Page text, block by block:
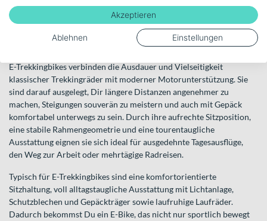
Allrounder mit elektrischem
Rückenwind
Für lange Strecken, Alltag und entspannte Touren
E-Trekkingbikes verbinden die Ausdauer und Vielseitigkeit
klassischer Trekkingräder mit moderner Motorunterstützung. Sie
sind darauf ausgelegt, Dir längere Distanzen angenehmer zu
machen, Steigungen souverän zu meistern und auch mit Gepäck
komfortabel unterwegs zu sein. Durch ihre aufrechte Sitzposition,
eine stabile Rahmengeometrie und eine tourentaugliche
Ausstattung eignen sie sich ideal für ausgedehnte Tagesausflüge,
den Weg zur Arbeit oder mehrtägige Radreisen.
Typisch für E-Trekkingbikes sind eine komfortorientierte
Sitzhaltung, voll alltagstaugliche Ausstattung mit Lichtanlage,
Schutzblechen und Gepäckträger sowie laufruhige Laufräder.
Dadurch bekommst Du ein E-Bike, das nicht nur sportlich bewegt
Akzeptieren
Ablehnen Einstellungen